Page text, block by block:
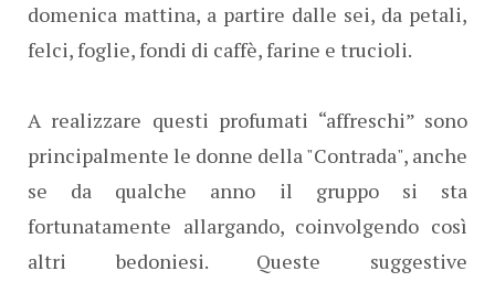
domenica mattina, a partire dalle sei, da petali,
felci, foglie, fondi di caffè, farine e trucioli.
A realizzare questi profumati “affreschi” sono
principalmente le donne della "Contrada", anche
se da qualche anno il gruppo si sta
fortunatamente allargando, coinvolgendo così
altri bedoniesi. Queste suggestive